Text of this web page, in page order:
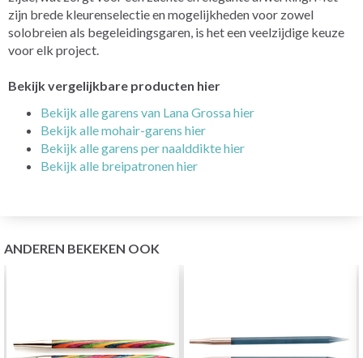
zijn brede kleurenselectie en mogelijkheden voor zowel
solobreien als begeleidingsgaren, is het een veelzijdige keuze
voor elk project.
Bekijk vergelijkbare producten hier
Bekijk alle garens van Lana Grossa hier
Bekijk alle mohair-garens hier
Bekijk alle garens per naalddikte hier
Bekijk alle breipatronen hier
ANDEREN BEKEKEN OOK